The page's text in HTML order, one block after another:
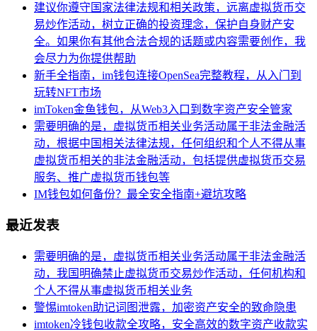
建议你遵守国家法律法规和相关政策，远离虚拟货币交
易炒作活动，树立正确的投资理念，保护自身财产安
全。如果你有其他合法合规的话题或内容需要创作，我
会尽力为你提供帮助
新手全指南，im钱包连接OpenSea完整教程，从入门到
玩转NFT市场
imToken金鱼钱包，从Web3入口到数字资产安全管家
需要明确的是，虚拟货币相关业务活动属于非法金融活
动，根据中国相关法律法规，任何组织和个人不得从事
虚拟货币相关的非法金融活动，包括提供虚拟货币交易
服务、推广虚拟货币钱包等
IM钱包如何备份？最全安全指南+避坑攻略
最近发表
需要明确的是，虚拟货币相关业务活动属于非法金融活
动，我国明确禁止虚拟货币交易炒作活动，任何机构和
个人不得从事虚拟货币相关业务
警惕imtoken助记词图泄露，加密资产安全的致命隐患
imtoken冷钱包收款全攻略，安全高效的数字资产收款实